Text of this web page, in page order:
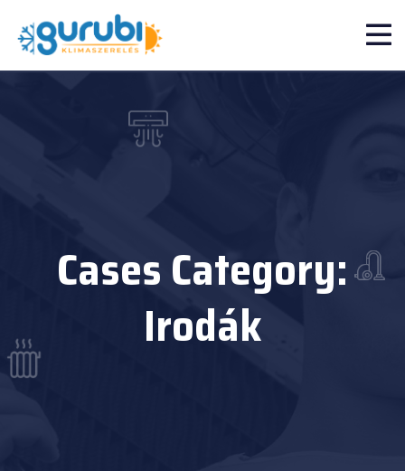
Cases Category:
Irodák